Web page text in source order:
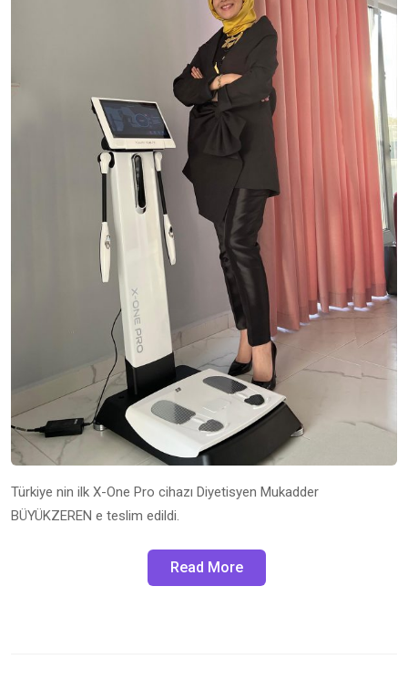
Türkiye nin ilk X-One Pro cihazı Diyetisyen Mukadder
BÜYÜKZEREN e teslim edildi.
Read More